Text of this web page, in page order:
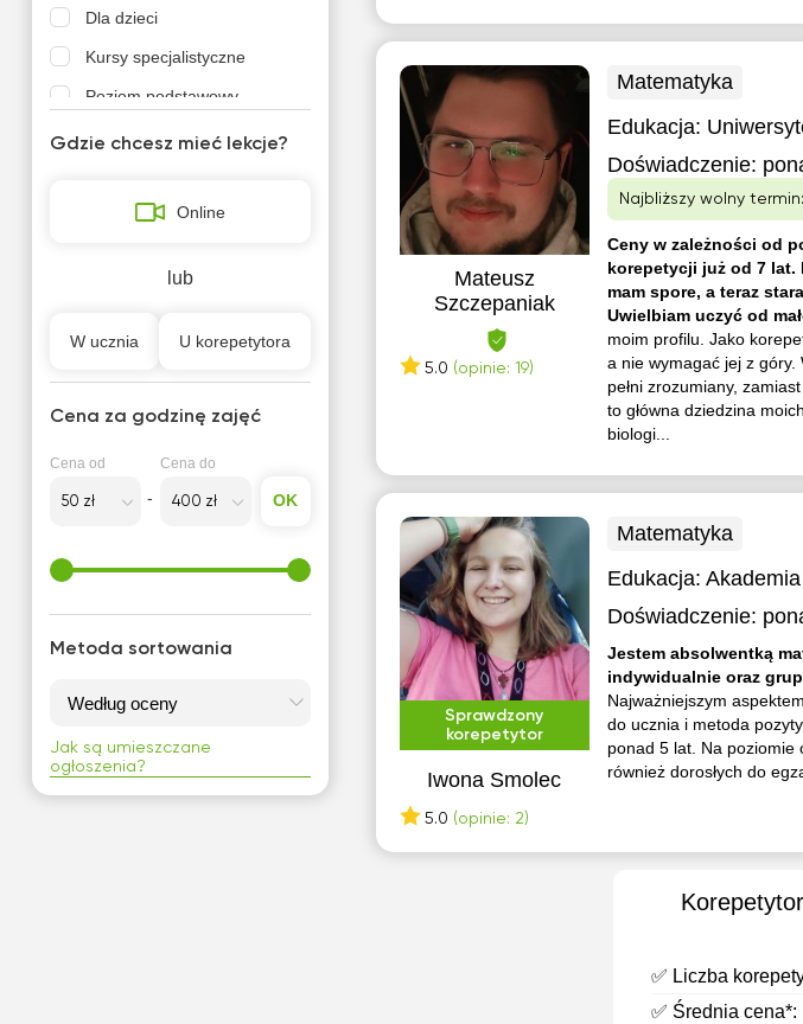
Mateusz
Szczepaniak
5.0 (opinie: 19)
Matematyka
Edukacja:
Doświadczenie:
Najbliższy wolny termin:
Ceny w zależności od
korepetycji już od 7 lat.
mam spore, a teraz
Uwielbiam uczyć od
moim profilu. Jako
a nie wymagać jej z góry.
pełni zrozumiany,
to główna dziedzina
biologi...
Sprawdzony
korepetytor
Iwona Smolec
5.0 (opinie: 2)
Matematyka
Edukacja:
Doświadczenie:
Jestem absolwentką
indywidualnie oraz
Najważniejszym
do ucznia i metoda
ponad 5 lat. Na poziomie
również dorosłych do
✅ Liczba
✅ Średnia cena*:
Dla dzieci
Kursy specjalistyczne
Poziom podstawowy
Przygotowanie do szkoły
Szkola średnia (profil
Szkola średnia (profil
Gdzie chcesz mieć lekcje?
Online
lub
W ucznia U korepetytora
Cena za godzinę zajęć
Cena od Cena do
OK
Metoda sortowania
Jak są umieszczane
ogłoszenia?